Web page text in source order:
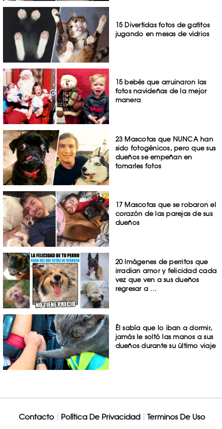
15 Divertidas fotos de gatitos
jugando en mesas de vidrios
15 bebés que arruinaron las
fotos navideñas de la mejor
manera
23 Mascotas que NUNCA han
sido fotogénicos, pero que sus
dueños se empeñan en
tomarles fotos
17 Mascotas que se robaron el
corazón de las parejas de sus
dueños
20 Imágenes de perritos que
irradian amor y felicidad cada
vez que ven a sus dueños
regresar a ...
Él sabía que lo iban a dormir,
jamás le soltó las manos a sus
dueños durante su último viaje
Contacto Política De Privacidad Terminos De Uso